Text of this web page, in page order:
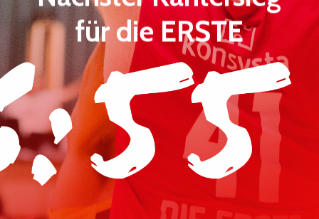
für die ERSTE